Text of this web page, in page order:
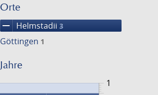
Orte
remove Helmstadii 3
Göttingen 1
Jahre
1